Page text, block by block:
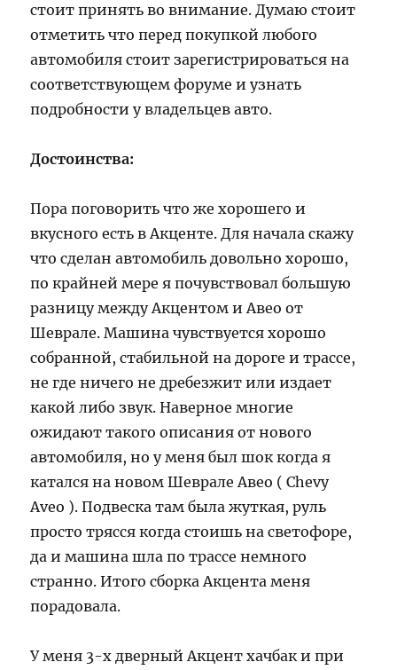
стоит принять во внимание. Думаю стоит
отметить что перед покупкой любого
автомобиля стоит зарегистрироваться на
соответствующем форуме и узнать
подробности у владельцев авто.
Достоинства:
Пора поговорить что же хорошего и
вкусного есть в Акценте. Для начала скажу
что сделан автомобиль довольно хорошо,
по крайней мере я почувствовал большую
разницу между Акцентом и Авео от
Шеврале. Машина чувствуется хорошо
собранной, стабильной на дороге и трассе,
не где ничего не дребезжит или издает
какой либо звук. Наверное многие
ожидают такого описания от нового
автомобиля, но у меня был шок когда я
катался на новом Шеврале Авео ( Chevy
Aveo ). Подвеска там была жуткая, руль
просто трясся когда стоишь на светофоре,
да и машина шла по трассе немного
странно. Итого сборка Акцента меня
порадовала.
У меня 3-х дверный Акцент хачбак и при